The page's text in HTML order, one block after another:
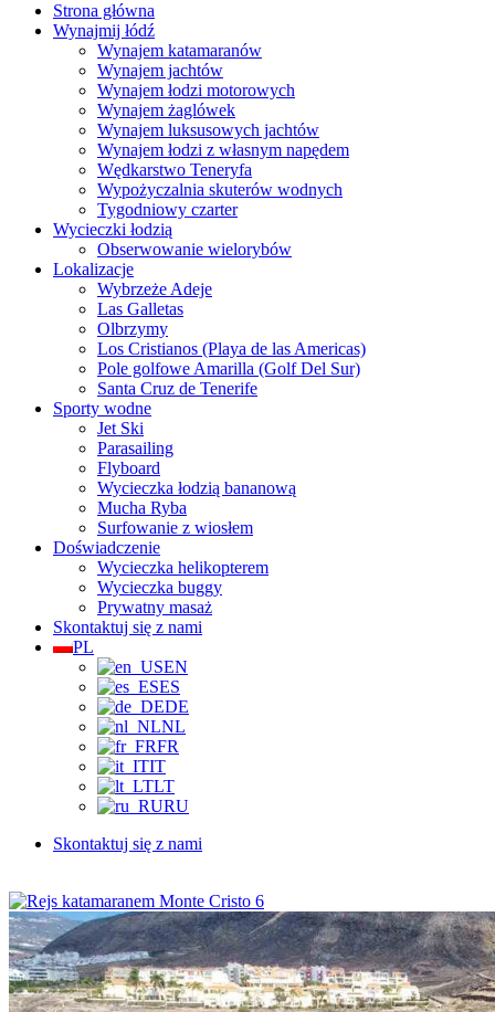
Strona główna
Wynajmij łódź
Wynajem katamaranów
Wynajem jachtów
Wynajem łodzi motorowych
Wynajem żaglówek
Wynajem luksusowych jachtów
Wynajem łodzi z własnym napędem
Wędkarstwo Teneryfa
Wypożyczalnia skuterów wodnych
Tygodniowy czarter
Wycieczki łodzią
Obserwowanie wielorybów
Lokalizacje
Wybrzeże Adeje
Las Galletas
Olbrzymy
Los Cristianos (Playa de las Americas)
Pole golfowe Amarilla (Golf Del Sur)
Santa Cruz de Tenerife
Sporty wodne
Jet Ski
Parasailing
Flyboard
Wycieczka łodzią bananową
Mucha Ryba
Surfowanie z wiosłem
Doświadczenie
Wycieczka helikopterem
Wycieczka buggy
Prywatny masaż
Skontaktuj się z nami
PL
EN
ES
DE
NL
FR
IT
LT
RU
Skontaktuj się z nami